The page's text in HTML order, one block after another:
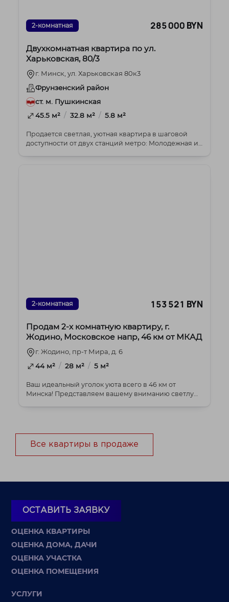
2-комнатная 285 000 BYN
Двухкомнатная квартира по ул.
Харьковская, 80/3
г. Минск, ул. Харьковская 80к3
Фрунзенский район
ст. м. Пушкинская
45.5 м² / 32.8 м² / 5.8 м²
Продается светлая, уютная квартира в шаговой
доступности от двух станций метро: Молодежная и
2-комнатная 153 521 BYN
Продам 2-х комнатную квартиру, г.
Жодино, Московское напр, 46 км от МКАД
г. Жодино, пр-т Мира, д. 6
44 м² / 28 м² / 5 м²
Ваш идеальный уголок уюта всего в 46 км от
Минска! Представляем вашему вниманию светлую
Все квартиры в продаже
ОСТАВИТЬ ЗАЯВКУ
ОЦЕНКА КВАРТИРЫ
ОЦЕНКА ДОМА, ДАЧИ
ОЦЕНКА УЧАСТКА
ОЦЕНКА ПОМЕЩЕНИЯ
УСЛУГИ